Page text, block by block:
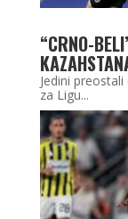
“CRNO-
Jedini
za Ligu...